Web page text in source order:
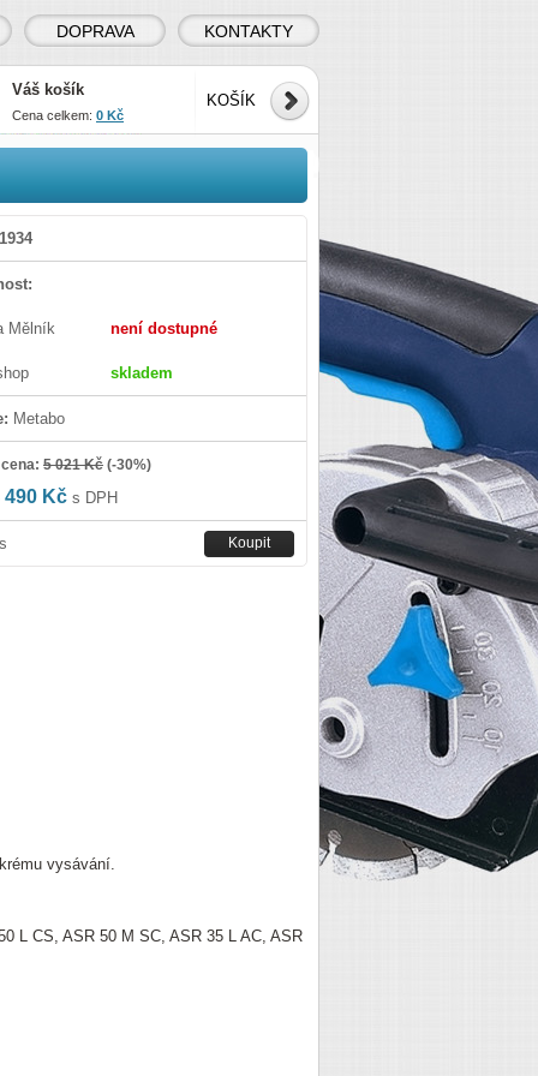
Mělník není dostupné
skladem
Metabo
5 021 Kč (-30%)
490 Kč s DPH
vysávání.
L CS, ASR 50 M SC, ASR 35 L AC, ASR
DOPRAVA KONTAKTY
KOŠÍK
Váš košík
Cena celkem: 0 Kč